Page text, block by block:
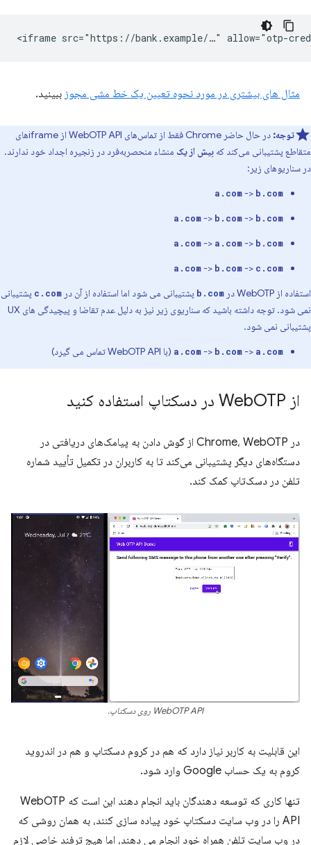
مثال های بیشتری در مورد نحوه تعیین یک خط مشی مجوز ببینید.
توجه:
در حال حاضر Chrome فقط از تماس‌های WebOTP API از iframe‌های
متقاطع پشتیبانی می‌کند که بیش از یک منشاء منحصربه‌فرد در زنجیره اجداد خود ندارند.
در سناریوهای زیر:
a.com-> b.com
a.com-> b.com-> b.com
a.com-> a.com-> b.com
a.com-> b.com-> c.com
استفاده از WebOTP در b.com پشتیبانی می شود اما استفاده از آن در c.com پشتیبانی
نمی شود. توجه داشته باشید که سناریوی زیر نیز به دلیل عدم تقاضا و پیچیدگی های UX
پشتیبانی نمی شود.
a.com-> b.com-> a.com (با WebOTP API تماس می گیرد)
از Web OTP در دسکتاپ استفاده کنید
در Chrome، WebOTP از گوش دادن به پیامک‌های دریافتی در
دستگاه‌های دیگر پشتیبانی می‌کند تا به کاربران در تکمیل تأیید شماره
تلفن در دسک‌تاپ کمک کند.
WebOTP API روی دسکتاپ.
این قابلیت به کاربر نیاز دارد که هم در کروم دسکتاپ و هم در اندروید
کروم به یک حساب Google وارد شود.
تنها کاری که توسعه دهندگان باید انجام دهند این است که WebOTP
API را در وب سایت دسکتاپ خود پیاده سازی کنند، به همان روشی که
در وب سایت تلفن همراه خود انجام می دهند، اما هیچ ترفند خاصی لازم